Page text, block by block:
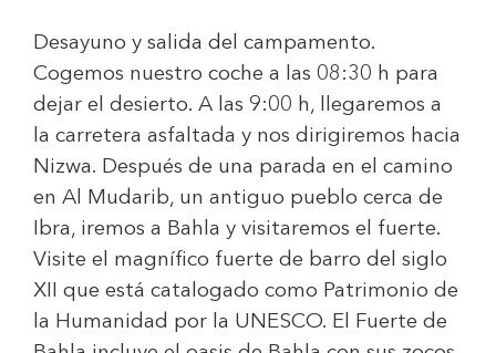
Desayuno y salida del campamento.
Cogemos nuestro coche a las 08:30 h para
dejar el desierto. A las 9:00 h, llegaremos a
la carretera asfaltada y nos dirigiremos hacia
Nizwa. Después de una parada en el camino
en Al Mudarib, un antiguo pueblo cerca de
Ibra, iremos a Bahla y visitaremos el fuerte.
Visite el magnífico fuerte de barro del siglo
XII que está catalogado como Patrimonio de
la Humanidad por la UNESCO. El Fuerte de